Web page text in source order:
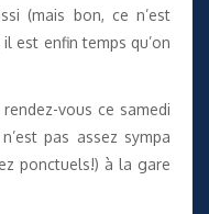
(mais bon, ce n’est
est enfin temps qu’on
vous ce samedi
pas assez sympa
ponctuels!) à la gare